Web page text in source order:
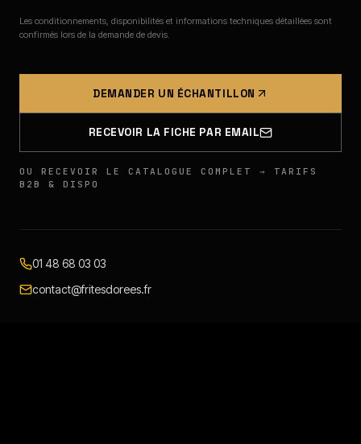
Les conditionnements, disponibilités et informations techniques détaillées sont
confirmés lors de la demande de devis.
DEMANDER UN ÉCHANTILLON
RECEVOIR LA FICHE PAR EMAIL
OU RECEVOIR LE CATALOGUE COMPLET → TARIFS
B2B & DISPO
01 48 68 03 03
contact@fritesdorees.fr